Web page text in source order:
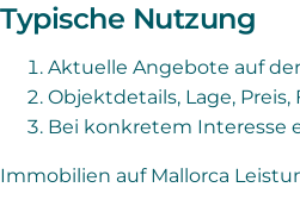
Typische Nutzung
Aktuelle Angebote auf
Objektdetails, Lage,
Bei konkretem Interesse
Immobilien auf Mallorca